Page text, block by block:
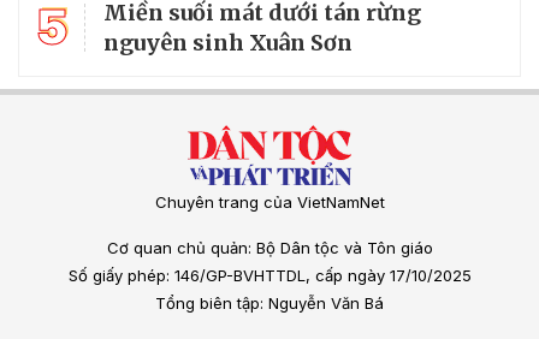
5
Miền suối mát dưới tán rừng
nguyên sinh Xuân Sơn
Chuyên trang của VietNamNet
Cơ quan chủ quản: Bộ Dân tộc và Tôn giáo
Số giấy phép: 146/GP-BVHTTDL, cấp ngày 17/10/2025
Tổng biên tập: Nguyễn Văn Bá